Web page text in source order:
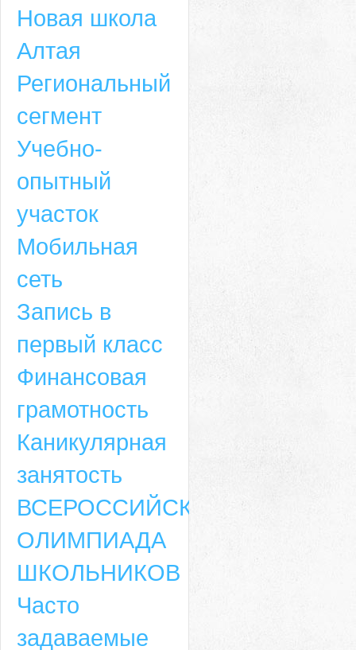
Новая школа
Алтая
Региональный
сегмент
Учебно-
опытный
участок
Мобильная
сеть
Запись в
первый класс
Финансовая
грамотность
Каникулярная
занятость
ВСЕРОССИЙСКАЯ
ОЛИМПИАДА
ШКОЛЬНИКОВ
Часто
задаваемые